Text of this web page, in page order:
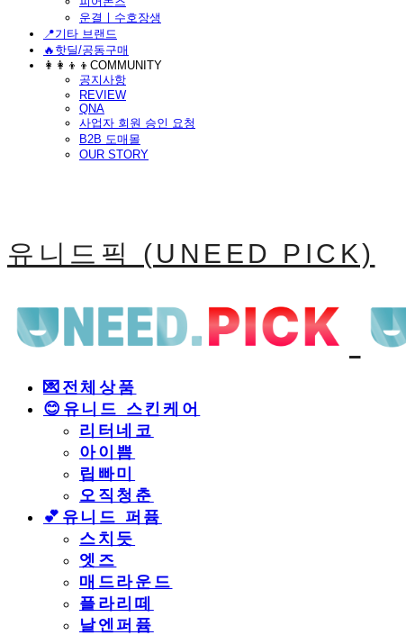
운결ㅣ수호장생
📍기타 브랜드
🔥핫딜/공동구매
👩‍👩‍👦‍👦COMMUNITY
공지사항
REVIEW
QNA
사업자 회원 승인 요청
B2B 도매몰
OUR STORY
유니드픽 (UNEED PICK)
💌전체상품
😊유니드 스킨케어
리터네코
아이쁨
립빠미
오직청춘
💕유니드 퍼퓸
스치듯
엣즈
매드라운드
플라리떼
날엔퍼퓸